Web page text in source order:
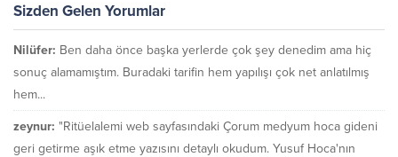
Sizden Gelen Yorumlar
Nilüfer: Ben daha önce başka yerlerde çok şey denedim ama hiç
sonuç alamamıştım. Buradaki tarifin hem yapılışı çok net anlatılmış
hem...
zeynur: "Ritüelalemi web sayfasındaki Çorum medyum hoca gideni
geri getirme aşık etme yazısını detaylı okudum. Yusuf Hoca'nın